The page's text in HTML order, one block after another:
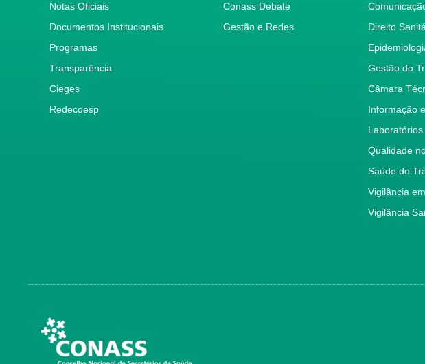
Notas Oficiais
Documentos Institucionais
Programas
Transparência
Cieges
Redecoesp
Conass Debate
Gestão e Redes
Direito
Gestão do
Câmara
Informação
Qualidade
Saúde do
Vigilância
Vigilância